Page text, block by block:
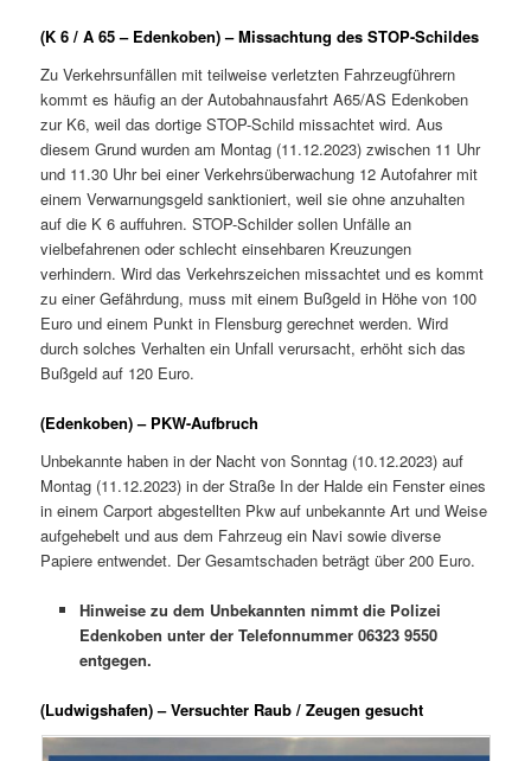
(K 6 / A 65 – Edenkoben) – Missachtung des STOP-Schildes
Zu Verkehrsunfällen mit teilweise verletzten Fahrzeugführern
kommt es häufig an der Autobahnausfahrt A65/AS Edenkoben
zur K6, weil das dortige STOP-Schild missachtet wird. Aus
diesem Grund wurden am Montag (11.12.2023) zwischen 11 Uhr
und 11.30 Uhr bei einer Verkehrsüberwachung 12 Autofahrer mit
einem Verwarnungsgeld sanktioniert, weil sie ohne anzuhalten
auf die K 6 auffuhren. STOP-Schilder sollen Unfälle an
vielbefahrenen oder schlecht einsehbaren Kreuzungen
verhindern. Wird das Verkehrszeichen missachtet und es kommt
zu einer Gefährdung, muss mit einem Bußgeld in Höhe von 100
Euro und einem Punkt in Flensburg gerechnet werden. Wird
durch solches Verhalten ein Unfall verursacht, erhöht sich das
Bußgeld auf 120 Euro.
(Edenkoben) – PKW-Aufbruch
Unbekannte haben in der Nacht von Sonntag (10.12.2023) auf
Montag (11.12.2023) in der Straße In der Halde ein Fenster eines
in einem Carport abgestellten Pkw auf unbekannte Art und Weise
aufgehebelt und aus dem Fahrzeug ein Navi sowie diverse
Papiere entwendet. Der Gesamtschaden beträgt über 200 Euro.
Hinweise zu dem Unbekannten nimmt die Polizei
Edenkoben unter der Telefonnummer 06323 9550
entgegen.
(Ludwigshafen) – Versuchter Raub / Zeugen gesucht